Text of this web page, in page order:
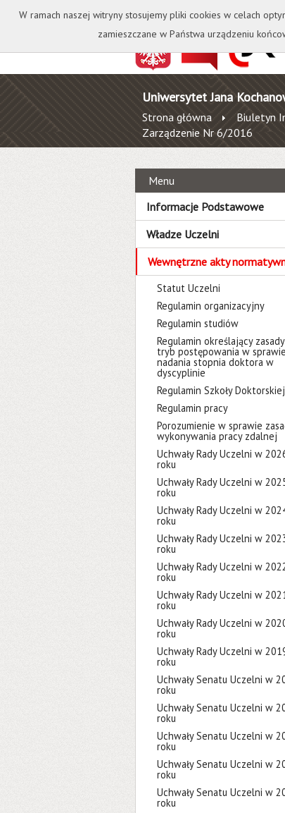
Kontakt
Uniwersytet Jana
Strona główna Biuletyn
Zarządzenie Nr 6/2016
Menu
Informacje Podstawowe
Władze Uczelni
Wewnętrzne akty
Statut Uczelni
Regulamin organizacyjny
Regulamin studiów
Regulamin określający
tryb postępowania w sprawie
nadania stopnia doktora w
dyscyplinie
Regulamin Szkoły Doktorskiej
Regulamin pracy
Porozumienie w sprawie
wykonywania pracy zdalnej
Uchwały Rady Uczelni w
roku
Uchwały Rady Uczelni w
roku
Uchwały Rady Uczelni w
roku
Uchwały Rady Uczelni w
roku
Uchwały Rady Uczelni w
roku
Uchwały Rady Uczelni w
roku
Uchwały Rady Uczelni w
roku
Uchwały Rady Uczelni w
roku
Uchwały Senatu Uczelni w
roku
Uchwały Senatu Uczelni w
roku
Uchwały Senatu Uczelni w
roku
Uchwały Senatu Uczelni w
roku
Uchwały Senatu Uczelni w
roku
W ramach naszej witryny stosujemy pliki cookies w celach
zamieszczane w Państwa urządzeniu